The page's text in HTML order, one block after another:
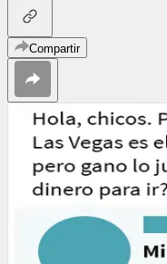
Compartir